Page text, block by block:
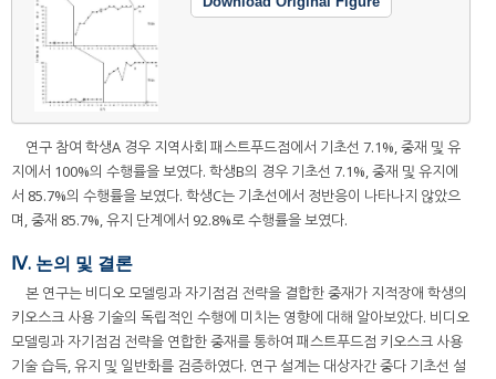
연구 참여 학생A 경우 지역사회 패스트푸드점에서 기초선 7.1%, 중재 및 유
지에서 100%의 수행률을 보였다. 학생B의 경우 기초선 7.1%, 중재 및 유지에
서 85.7%의 수행률을 보였다. 학생C는 기초선에서 정반응이 나타나지 않았으
며, 중재 85.7%, 유지 단계에서 92.8%로 수행률을 보였다.
Ⅳ. 논의 및 결론
본 연구는 비디오 모델링과 자기점검 전략을 결합한 중재가 지적장애 학생의
키오스크 사용 기술의 독립적인 수행에 미치는 영향에 대해 알아보았다. 비디오
모델링과 자기점검 전략을 연합한 중재를 통하여 패스트푸드점 키오스크 사용
기술 습득, 유지 및 일반화를 검증하였다. 연구 설계는 대상자간 중다 기초선 설